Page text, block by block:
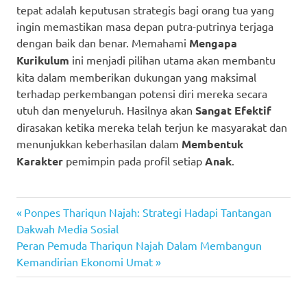
tepat adalah keputusan strategis bagi orang tua yang
ingin memastikan masa depan putra-putrinya terjaga
dengan baik dan benar. Memahami Mengapa
Kurikulum ini menjadi pilihan utama akan membantu
kita dalam memberikan dukungan yang maksimal
terhadap perkembangan potensi diri mereka secara
utuh dan menyeluruh. Hasilnya akan Sangat Efektif
dirasakan ketika mereka telah terjun ke masyarakat dan
menunjukkan keberhasilan dalam Membentuk
Karakter pemimpin pada profil setiap Anak
Navigasi
pos
Previous
Post:
Ponpes Thariqun Najah: Strategi Hadapi Tantangan
Dakwah Media Sosial
Next
Post:
Peran Pemuda Thariqun Najah Dalam Membangun
Kemandirian Ekonomi Umat